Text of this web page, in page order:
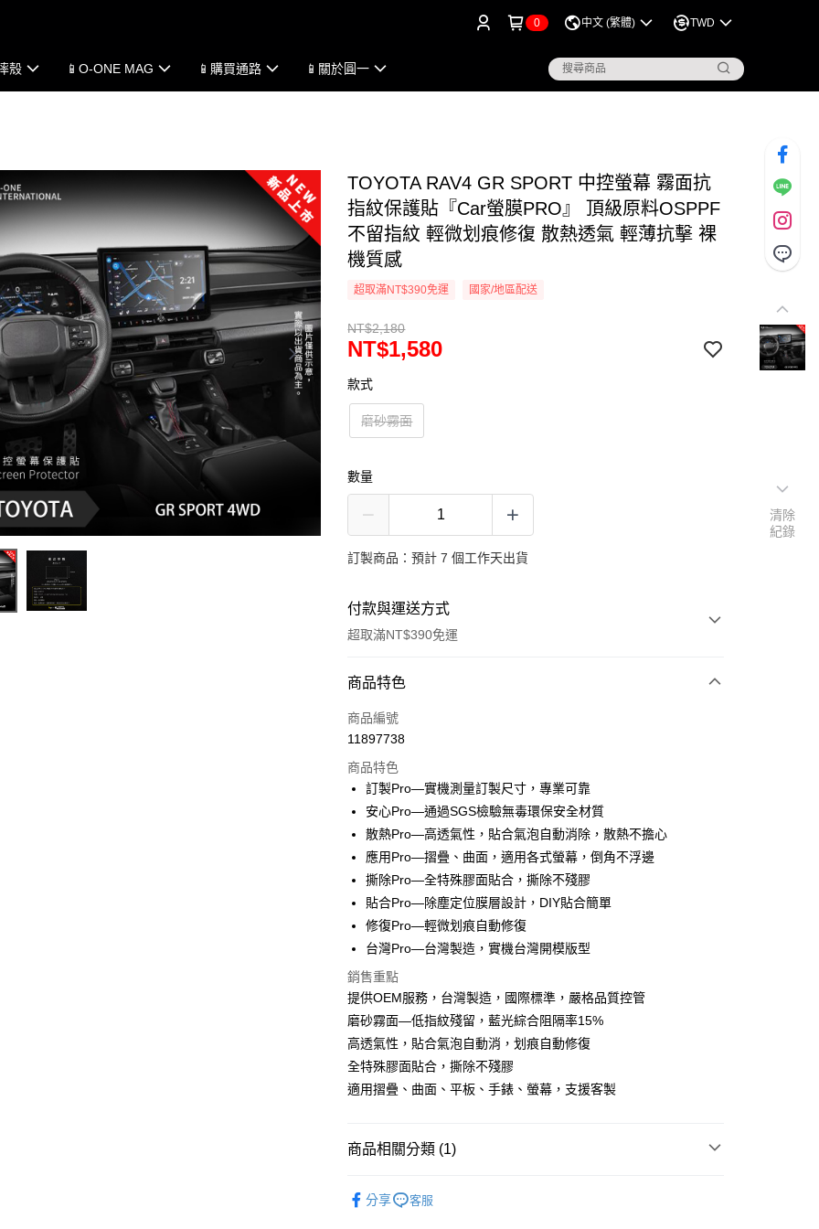
0 中文 (繁體) TWD
殼 📱O-ONE MAG 📱購買通路 📱關於圓一
TOYOTA RAV4 GR SPORT 中控螢幕 霧面抗
指紋保護貼『Car螢膜PRO』 頂級原料OSPPF
不留指紋 輕微划痕修復 散熱透氣 輕薄抗擊 裸
機質感
超取滿NT$390免運 國家/地區配送
NT$2,180
NT$1,580
款式
磨砂霧面
數量
訂製商品：預計 7 個工作天出貨
付款與運送方式
超取滿NT$390免運
付款方式
信用卡一次付款
LINE Pay
Apple Pay
街口支付
悠遊付
全盈+PAY
運送方式
全家取貨付款
每筆NT$60，滿NT$390(含以上)免運費
7-11取貨付款
每筆NT$60，滿NT$390(含以上)免運費
每筆NT$55，滿NT$390(含以上)免運費
商品特色
商品編號
11897738
商品特色
訂製Pro—實機測量訂製尺寸，專業可靠
安心Pro—通過SGS檢驗無毒環保安全材質
散熱Pro—高透氣性，貼合氣泡自動消除，散熱不擔心
應用Pro—摺疊、曲面，適用各式螢幕，倒角不浮邊
撕除Pro—全特殊膠面貼合，撕除不殘膠
貼合Pro—除塵定位膜層設計，DIY貼合簡單
修復Pro—輕微划痕自動修復
台灣Pro—台灣製造，實機台灣開模版型
銷售重點
提供OEM服務，台灣製造，國際標準，嚴格品質控管
磨砂霧面—低指紋殘留，藍光綜合阻隔率15%
高透氣性，貼合氣泡自動消，划痕自動修復
全特殊膠面貼合，撕除不殘膠
適用摺疊、曲面、平板、手錶、螢幕，支援客製
商品相關分類 (1)
分享
客服
清除
紀錄